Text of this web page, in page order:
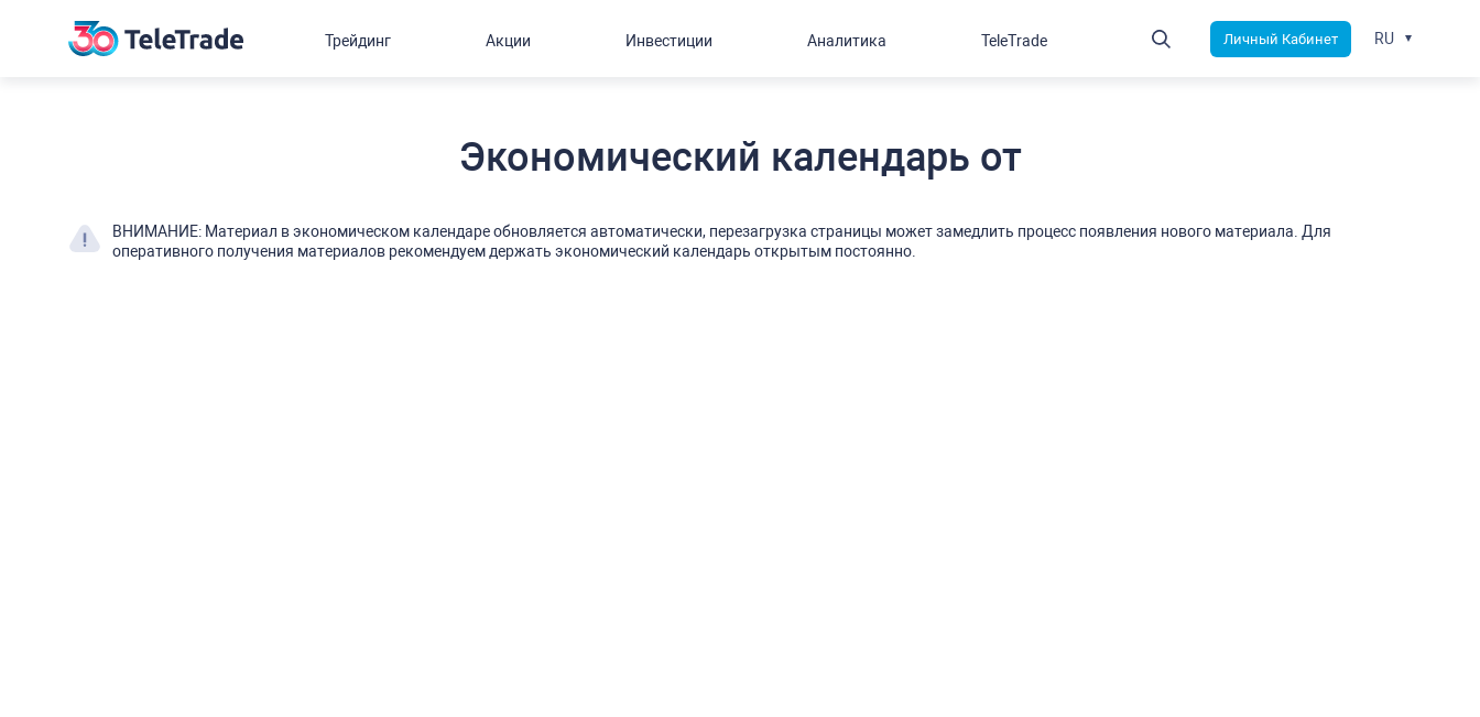
Экономический календарь от
ВНИМАНИЕ: Материал в экономическом календаре обновляется автоматически, перезагрузка страницы может замедлить процесс появления нового материала. Для
оперативного получения материалов рекомендуем держать экономический календарь открытым постоянно.
Трейдинг Акции Инвестиции Аналитика TeleTrade Личный Кабинет RU